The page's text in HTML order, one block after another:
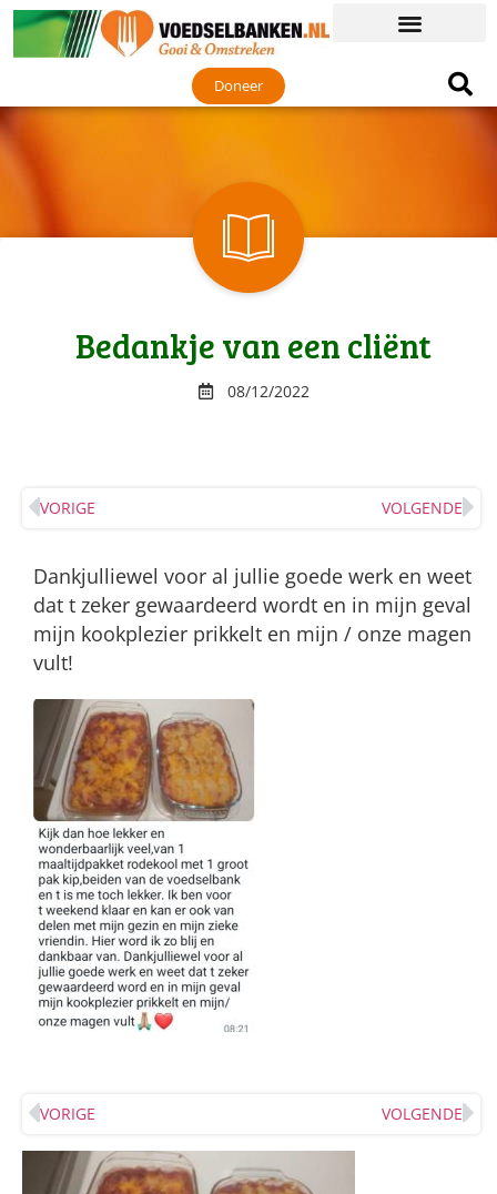
Doneer
Bedankje van een cliënt
08/12/2022
VORIGE VOLGENDE
Dankjulliewel voor al jullie goede werk en weet
dat t zeker gewaardeerd wordt en in mijn geval
mijn kookplezier prikkelt en mijn / onze magen
vult!
VORIGE VOLGENDE